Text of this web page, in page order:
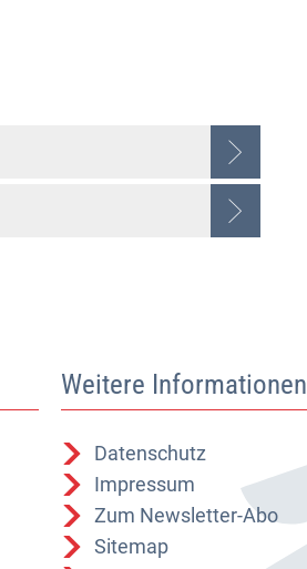
Weitere Informationen
Datenschutz
Impressum
Zum Newsletter-Abo
Sitemap